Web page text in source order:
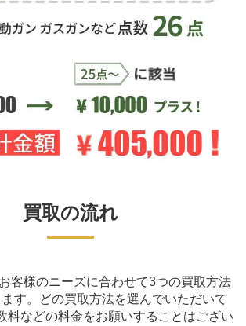
買取の流れ
客様のニーズに合わせて3つの買取方法
す。
どの買取方法を選んでいただいて
料などの料金をお願いすることはござい